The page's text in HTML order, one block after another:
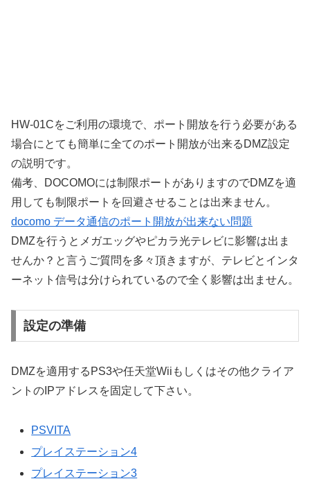
HW-01Cをご利用の環境で、ポート開放を行う必要がある
場合にとても簡単に全てのポート開放が出来るDMZ設定
の説明です。
備考、DOCOMOには制限ポートがありますのでDMZを適
用しても制限ポートを回避させることは出来ません。
docomo データ通信のポート開放が出来ない問題
DMZを行うとメガエッグやピカラ光テレビに影響は出ま
せんか？と言うご質問を多々頂きますが、テレビとインタ
ーネット信号は分けられているので全く影響は出ません。
設定の準備
DMZを適用するPS3や任天堂Wiiもしくはその他クライア
ントのIPアドレスを固定して下さい。
PSVITA
プレイステーション4
プレイステーション3